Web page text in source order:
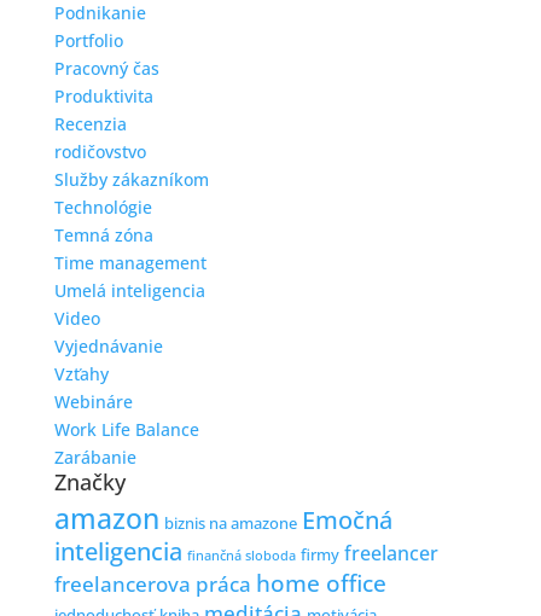
Podnikanie
Portfolio
Pracovný čas
Produktivita
Recenzia
rodičovstvo
Služby zákazníkom
Technológie
Temná zóna
Time management
Umelá inteligencia
Video
Vyjednávanie
Vzťahy
Webináre
Work Life Balance
Zarábanie
Značky
amazon biznis na amazone Emočná
inteligencia finančná sloboda firmy freelancer
freelancerova práca home office